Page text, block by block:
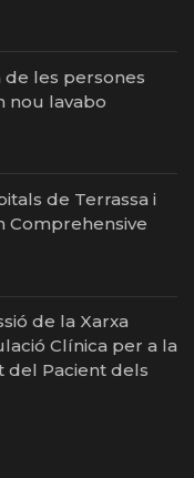
de les persones
nou lavabo
de Terrassa i
Comprehensive
de la Xarxa
Clínica per a la
del Pacient dels